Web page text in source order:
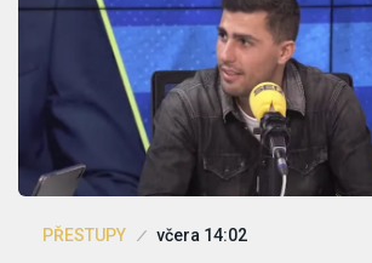
PŘESTUPY včera 14:02